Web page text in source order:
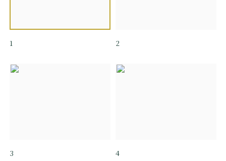
1 2
3 4